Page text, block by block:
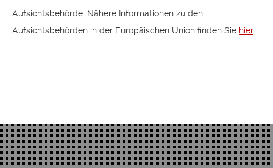
Aufsichtsbehörde. Nähere Informationen zu den
Aufsichtsbehörden in der Europäischen Union finden Sie hier